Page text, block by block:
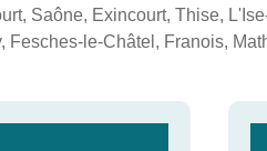
Saône, Exincourt, Thise,
le-Châtel, Franois,